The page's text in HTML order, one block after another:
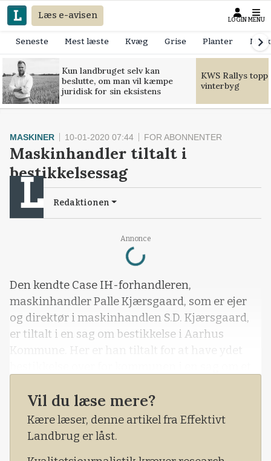
Læs e-avisen LOGIN MENU
Seneste Mest læste Kvæg Grise Planter
Kun landbruget selv kan
beslutte, om man vil kæmpe
juridisk for sin eksistens
KWS Rallys
vinterbyg
Annonce
Loading...
MASKINER 10-01-2020 07:44 FOR ABONNENTER
Maskinhandler tiltalt i
bestikkelsessag
Redaktionen
Den kendte Case IH-forhandleren,
maskinhandler Palle Kjærsgaard, som er ejer
og direktør i maskinhandlen S.D. Kjærsgaard,
er tiltalt i en sag om bestikkelse i Aarhus
Kommune. Her er han tiltalt for at have ydet
Aarhus Kommune i 2010, som forhandleren
vandt, skriver Aarhus Stiftstidende.
Ifølge avisen har maskinhandleren indgået en
sponsoraftale med en badmintonklub i Aal
Vil du læse mere?
Kære læser, denne artikel fra Effektivt
Landbrug er låst.